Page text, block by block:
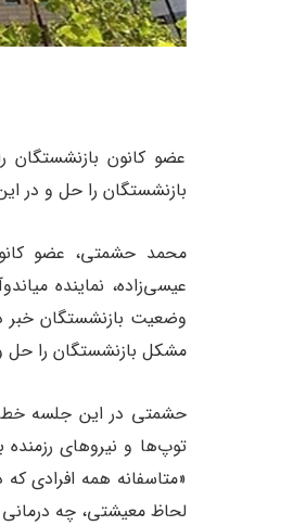
عضو کانون
بازنشستگان را حل و در
محمد حشمتی، عضو
عیسی‌زاده، نماینده
وضعیت بازنشستگان خبر
مشکل بازنشستگان را حل
حشمتی در این جلسه
توپ‌ها و نیروهای
«متاسفانه همه افرادی
لحاظ معیشتی، چه